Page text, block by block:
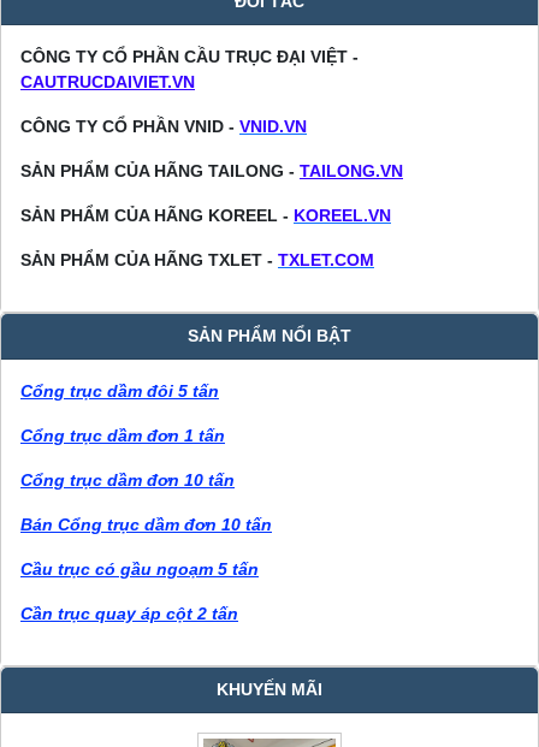
CÔNG TY CỔ PHẦN CẦU TRỤC ĐẠI VIỆT -
CAUTRUCDAIVIET.VN
CÔNG TY CỔ PHẦN VNID - VNID.VN
SẢN PHẨM CỦA HÃNG TAILONG - TAILONG.VN
SẢN PHẨM CỦA HÃNG KOREEL - KOREEL.VN
SẢN PHẨM CỦA HÃNG TXLET - TXLET.COM
SẢN PHẨM NỔI BẬT
Cổng trục dầm đôi 5 tấn
Cổng trục dầm đơn 1 tấn
Cổng trục dầm đơn 10 tấn
Bán Cổng trục dầm đơn 10 tấn
Cầu trục có gầu ngoạm 5 tấn
Cần trục quay áp cột 2 tấn
KHUYẾN MÃI